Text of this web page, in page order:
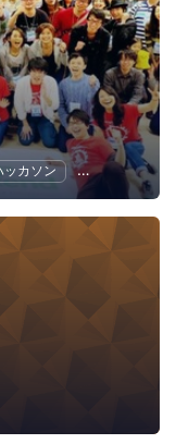
ッカソン 起業 女性